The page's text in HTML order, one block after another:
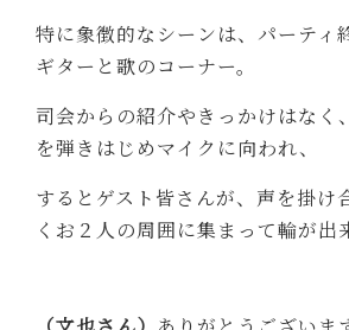
特に象徴的なシーンは、パーティ
ギターと歌のコーナー。
司会からの紹介やきっかけはなく
を弾きはじめマイクに向われ、
するとゲスト皆さんが、声を掛け
くお２人の周囲に集まって輪が出